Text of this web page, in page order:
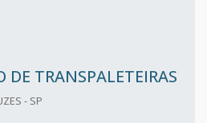
TRANSPALETEIRAS
- SP